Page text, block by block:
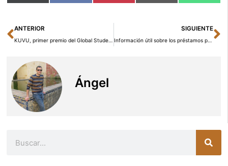
en
(Twitter) en en en en
Ant
ANTERIOR
KUVU, primer premio del Global Student Entrepreneur Awards 2019 en España
SIGUIENTE
Información útil sobre los préstamos personales
Ángel